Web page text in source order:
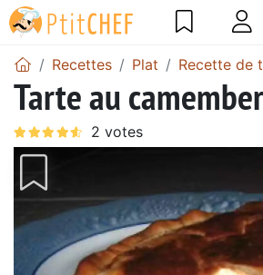
Recettes Plat Recette de
Tarte au